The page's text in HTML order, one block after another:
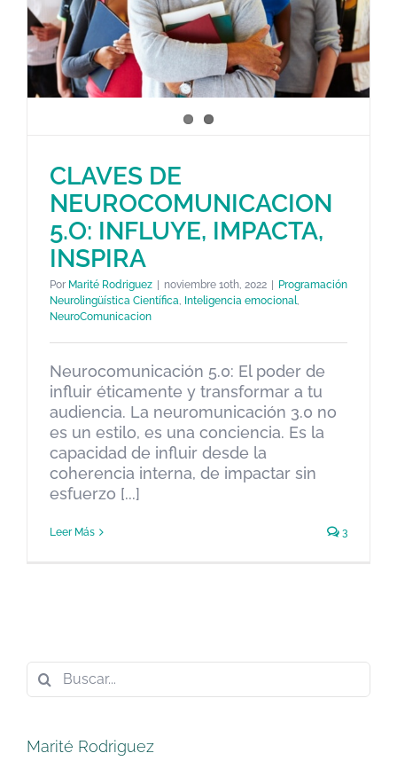
CLAVES DE
NEUROCOMUNICACION 5.O:
INFLUYE, IMPACTA, INSPIRA
Programación Neurolingüística Científica
CLAVES DE
NEUROCOMUNICACION
5.O: INFLUYE, IMPACTA,
INSPIRA
Por Marité Rodriguez | noviembre 10th, 2022 | Programación
Neurolingüística Científica Inteligencia emocional
NeuroComunicacion
Neurocomunicación 5.0: El poder de
influir éticamente y transformar a tu
audiencia. La neuromunicación 3.0 no
es un estilo, es una conciencia. Es la
capacidad de influir desde la
coherencia interna, de impactar sin
esfuerzo [...]
Leer Más 3
Buscar:
Marité Rodriguez